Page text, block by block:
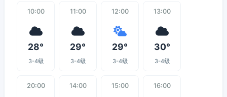
10:00
28°
3-4级
11:00
29°
3-4级
12:00
29°
3-4级
13:00
30°
3-4级
20:00 14:00 15:00 16:00